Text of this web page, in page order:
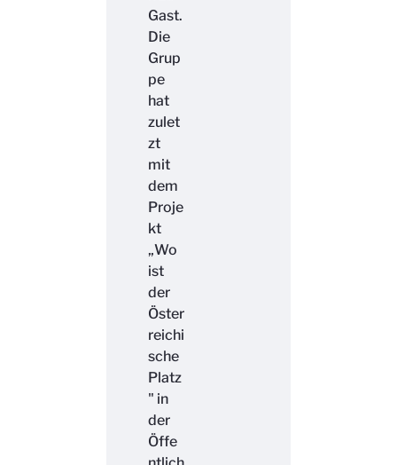
Gast.
Die
Grup
pe
hat
zulet
zt
mit
dem
Proje
kt
„Wo
ist
der
Öster
reichi
sche
Platz
" in
der
Öffe